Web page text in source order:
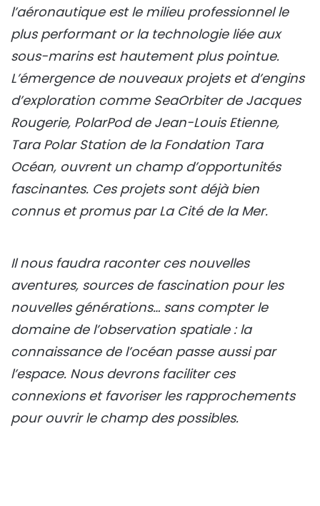
l’aéronautique est le milieu professionnel le
plus performant or la technologie liée aux
sous-marins est hautement plus pointue.
L’émergence de nouveaux projets et d’engins
d’exploration comme SeaOrbiter de Jacques
Rougerie, PolarPod de Jean-Louis Etienne,
Tara Polar Station de la Fondation Tara
Océan, ouvrent un champ d’opportunités
fascinantes. Ces projets sont déjà bien
connus et promus par La Cité de la Mer.
Il nous faudra raconter ces nouvelles
aventures, sources de fascination pour les
nouvelles générations… sans compter le
domaine de l’observation spatiale : la
connaissance de l’océan passe aussi par
l’espace. Nous devrons faciliter ces
connexions et favoriser les rapprochements
pour ouvrir le champ des possibles.